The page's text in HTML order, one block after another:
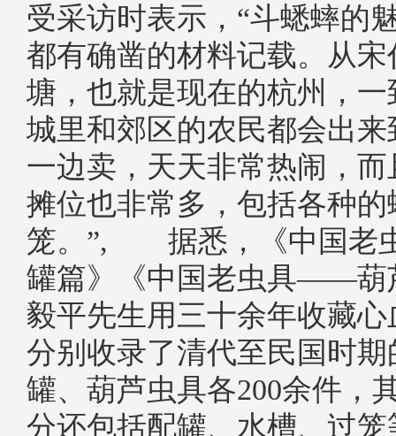
受采访时表示，“斗蟋蟀的
都有确凿的材料记载。从
塘，也就是现在的杭州，
城里和郊区的农民都会出
一边卖，天天非常热闹，
摊位也非常多，包括各种的
笼。”, 据悉，《中国老
罐篇》《中国老虫具——葫
毅平先生用三十余年收藏
分别收录了清代至民国时
罐、葫芦虫具各200余件，
分还包括配罐、水槽、过